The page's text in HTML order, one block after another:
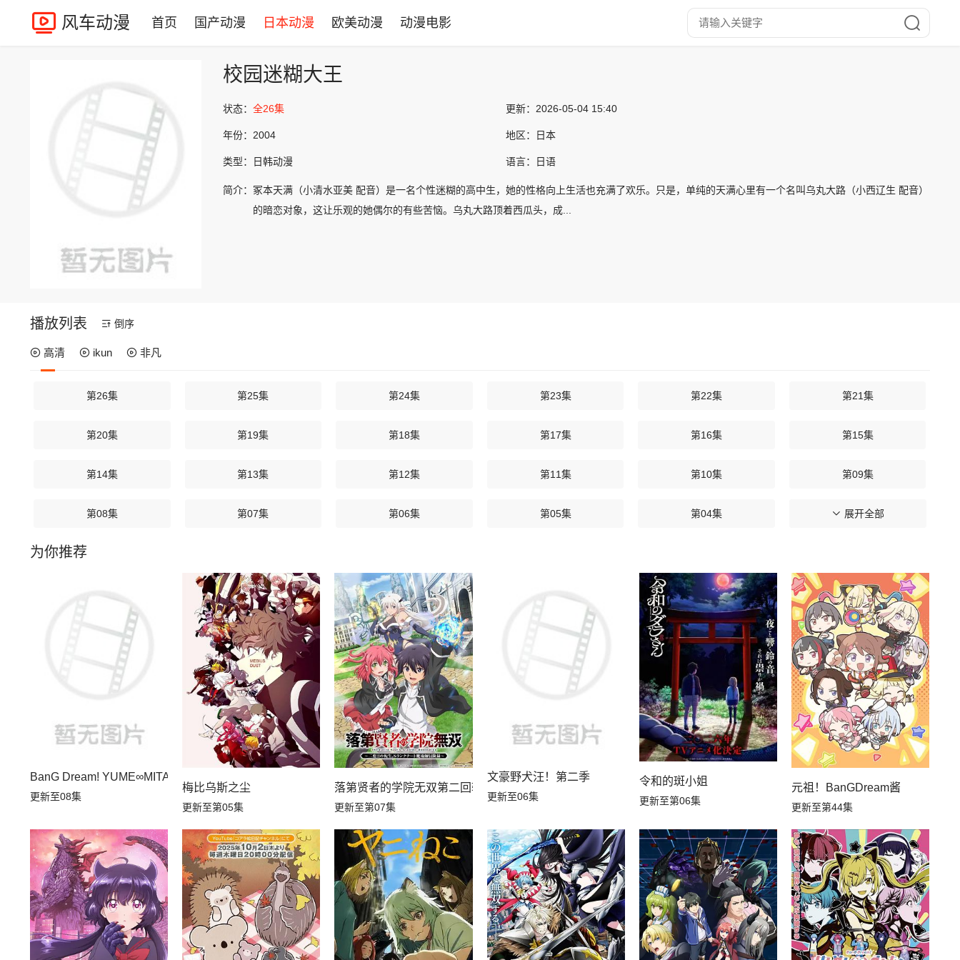
风车动漫 首页 国产动漫 日本动漫 欧美动漫 动漫电影
校园迷糊大王
状态： 全26集 更新： 2026-05-04 15:40
年份： 2004 地区： 日本
类型： 日韩动漫 语言： 日语
简介： 冢本天满（小清水亚美 配音）是一名个性迷糊的高中生，她的性格向上生活也充满了欢乐。只是，单纯的天满心里有一个名叫乌丸大路（小西辽生 配音）
的暗恋对象，这让乐观的她偶尔的有些苦恼。乌丸大路顶着西瓜头，成...
播放列表 倒序
高清 ikun 非凡
第26集 第25集 第24集 第23集 第22集 第21集
第20集 第19集 第18集 第17集 第16集 第15集
第14集 第13集 第12集 第11集 第10集 第09集
第08集 第07集 第06集 第05集 第04集 第03集
第02集
展开全部
为你推荐
BanG Dream! YUME∞MITA
更新至08集
梅比乌斯之尘
更新至第05集
落第贤者的学院无双第二回转生，S等级作弊魔术师冒险记
更新至第07集
文豪野犬汪！第二季
更新至06集
令和的斑小姐
更新至第06集
元祖！BanGDream酱
更新至第44集